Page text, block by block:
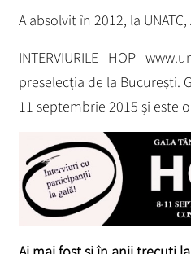
A absolvit în 2012, la
INTERVIURILE HOP
preselecția de la București.
11 septembrie 2015 şi este